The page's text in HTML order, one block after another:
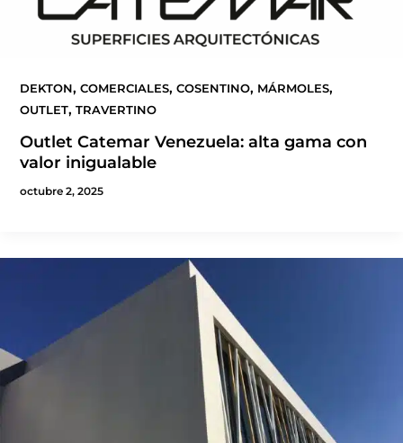
DEKTON, COMERCIALES, COSENTINO, MÁRMOLES,
OUTLET, TRAVERTINO
Outlet Catemar Venezuela: alta gama con
valor inigualable
octubre 2, 2025